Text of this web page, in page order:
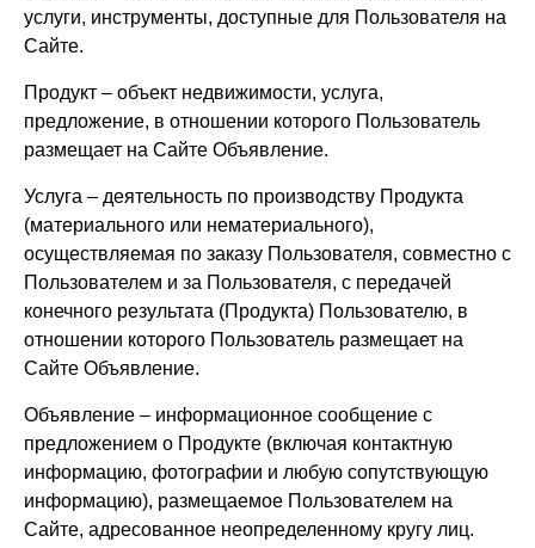
услуги, инструменты, доступные для Пользователя на
Сайте.
Продукт – объект недвижимости, услуга,
предложение, в отношении которого Пользователь
размещает на Сайте Объявление.
Услуга – деятельность по производству Продукта
(материального или нематериального),
осуществляемая по заказу Пользователя, совместно с
Пользователем и за Пользователя, с передачей
конечного результата (Продукта) Пользователю, в
отношении которого Пользователь размещает на
Сайте Объявление.
Объявление – информационное сообщение с
предложением о Продукте (включая контактную
информацию, фотографии и любую сопутствующую
информацию), размещаемое Пользователем на
Сайте, адресованное неопределенному кругу лиц.